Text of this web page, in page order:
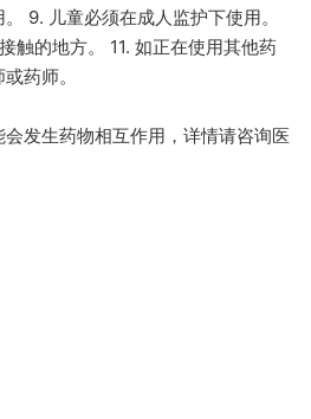
9. 儿童必须在成人监护下使用。
触的地方。 11. 如正在使用其他药
药师。
发生药物相互作用，详情请咨询医